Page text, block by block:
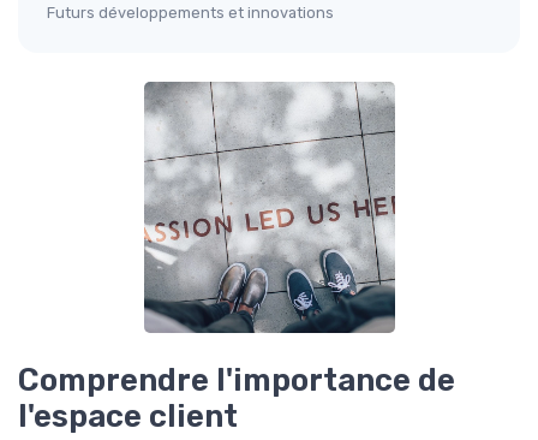
Futurs développements et innovations
Comprendre l'importance de
l'espace client